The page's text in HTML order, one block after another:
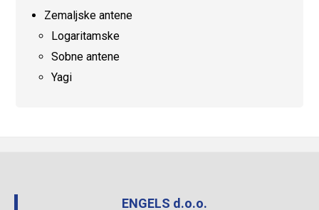
Zemaljske antene
Logaritamske
Sobne antene
Yagi
ENGELS d.o.o.